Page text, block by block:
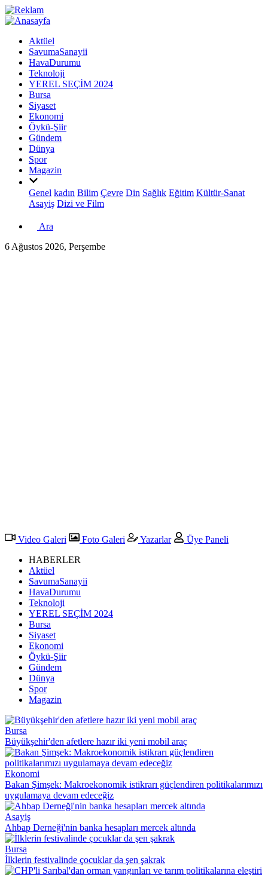
Aktüel
SavumaSanayii
HavaDurumu
Teknoloji
YEREL SEÇİM 2024
Bursa
Siyaset
Ekonomi
Öykü-Şiir
Gündem
Dünya
Spor
Magazin
Genel kadın Bilim Çevre Din Sağlık Eğitim Kültür-Sanat
Asayiş Dizi ve Film
Ara
6 Ağustos 2026, Perşembe
Video Galeri Foto Galeri Yazarlar
Üye Paneli
HABERLER
Aktüel
SavumaSanayii
HavaDurumu
Teknoloji
YEREL SEÇİM 2024
Bursa
Siyaset
Ekonomi
Öykü-Şiir
Gündem
Dünya
Spor
Magazin
Bursa
Büyükşehir'den afetlere hazır iki yeni mobil araç
Ekonomi
Bakan Şimşek: Makroekonomik istikrarı güçlendiren politikalarımızı
uygulamaya devam edeceğiz
Asayiş
Ahbap Derneği'nin banka hesapları mercek altında
Bursa
İlklerin festivalinde çocuklar da şen şakrak